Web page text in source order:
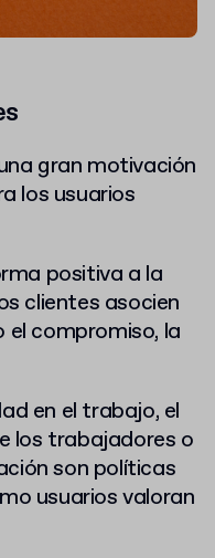
gran motivación
los usuarios
positiva a la
clientes asocien
compromiso, la
en el trabajo, el
los trabajadores o
son políticas
usuarios valoran